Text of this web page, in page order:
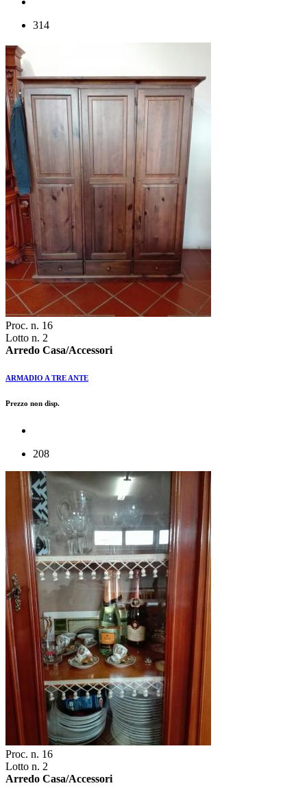
314
Proc. n. 16
Lotto n. 2
Arredo Casa/Accessori
ARMADIO A TRE ANTE
Prezzo non disp.
208
Proc. n. 16
Lotto n. 2
Arredo Casa/Accessori